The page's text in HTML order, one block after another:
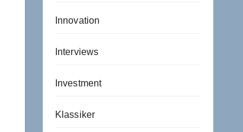
Innovation
Interviews
Investment
Klassiker